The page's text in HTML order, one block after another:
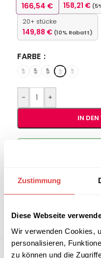
Zustimmung
Diese Webseite
Wir verwenden Cookies,
personalisieren,
zu können und die
166,54 € 158,21 €
20+ stücke
149,88 € (10% Rabatt)
FARBE
- +
IN